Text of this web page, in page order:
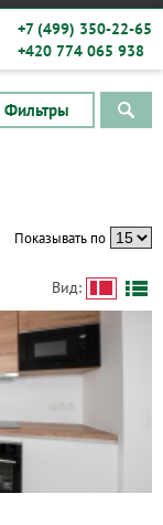
+7 (499) 350-22-65
+420 774 065 938
Фильтры
Показывать по
Вид: